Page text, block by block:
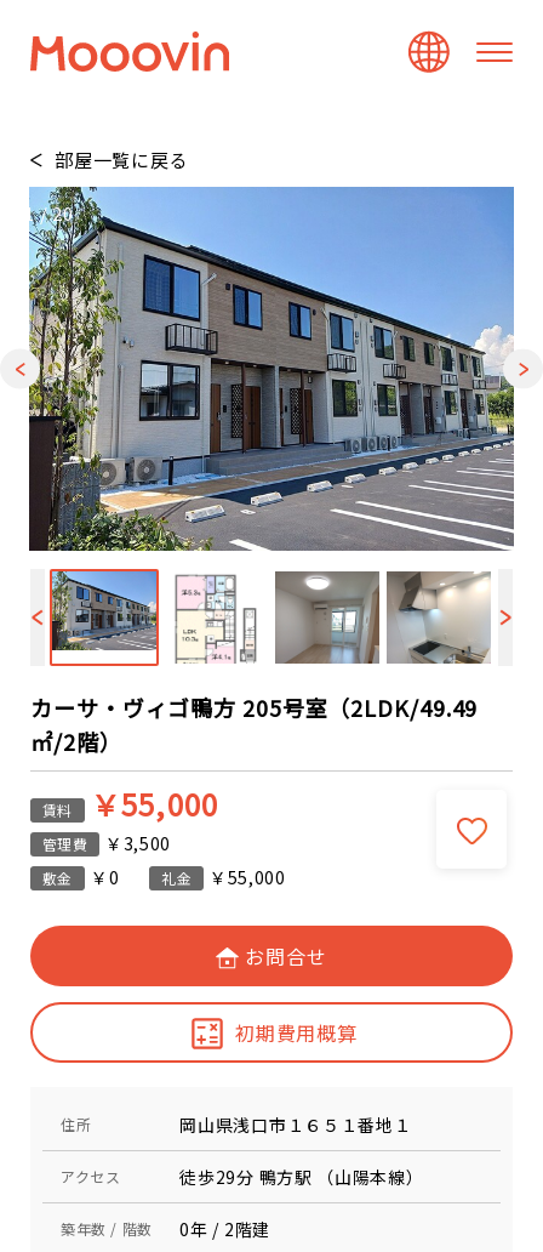
部屋一覧に戻る
1/20
カーサ・ヴィゴ鴨方 205号室（2LDK/49.49
㎡/2階）
賃料 ￥55,000
管理費 ￥3,500
敷金 ￥0 礼金 ￥55,000
お問合せ
初期費用概算
住所 岡山県浅口市１６５１番地１
アクセス 徒歩29分 鴨方駅 （山陽本線）
築年数 / 階数 0年 / 2階建